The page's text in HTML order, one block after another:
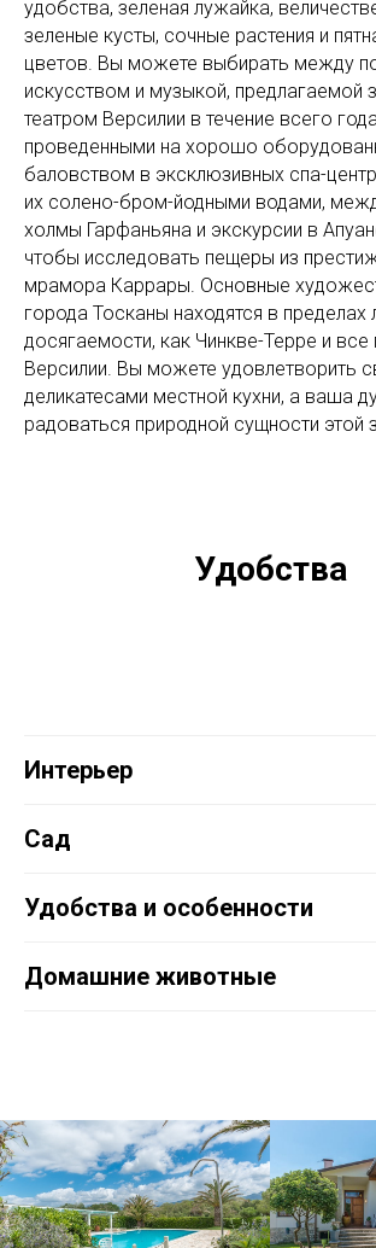
удобства, зеленая лужайка,
зеленые кусты, сочные растения и
цветов. Вы можете выбирать между
искусством и музыкой, предлагаемой
театром Версилии в течение всего
проведенными на хорошо
баловством в эксклюзивных спа-
их солено-бром-йодными водами,
холмы Гарфаньяна и экскурсии в
чтобы исследовать пещеры из
мрамора Каррары. Основные
города Тосканы находятся в пределах
досягаемости, как Чинкве-Терре и
Версилии. Вы можете удовлетворить
деликатесами местной кухни, а ваша
радоваться природной сущности этой
Удобства
Интерьер
Сад
Удобства и особенности
Домашние животные